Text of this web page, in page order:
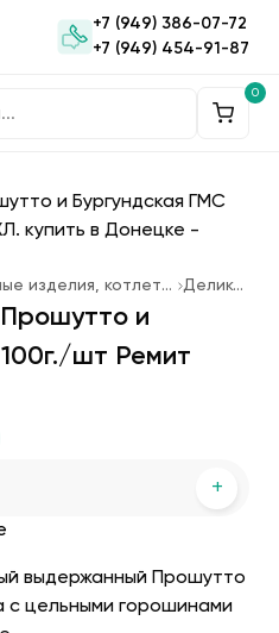
+7 (949) 386-07-72
+7 (949) 454-91-87
0
Колбасные изделия, котлеты для фаст-фуда Деликатесы
и
шт Ремит
+
выдержанный Прошутто
с цельными горошинами